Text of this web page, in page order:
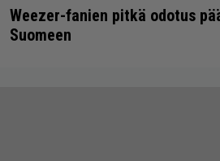
Weezer-fanien pitkä odotus
Suomeen